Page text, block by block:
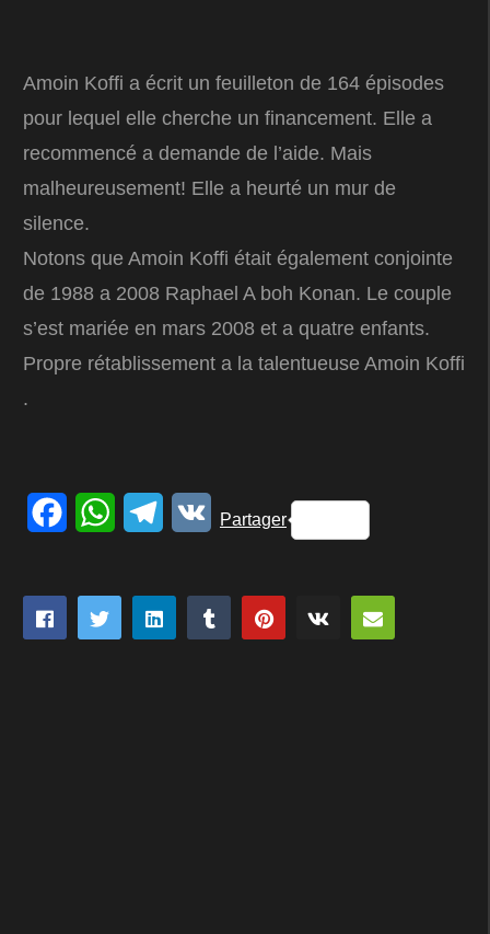
Amoin Koffi a écrit un feuilleton de 164 épisodes
pour lequel elle cherche un financement. Elle a
recommencé a demande de l’aide. Mais
malheureusement! Elle a heurté un mur de
silence.
Notons que Amoin Koffi était également conjointe
de 1988 a 2008 Raphael A boh Konan. Le couple
s’est mariée en mars 2008 et a quatre enfants.
Propre rétablissement a la talentueuse Amoin Koffi
.
FacebookWhatsAppTelegram
VK
Partager